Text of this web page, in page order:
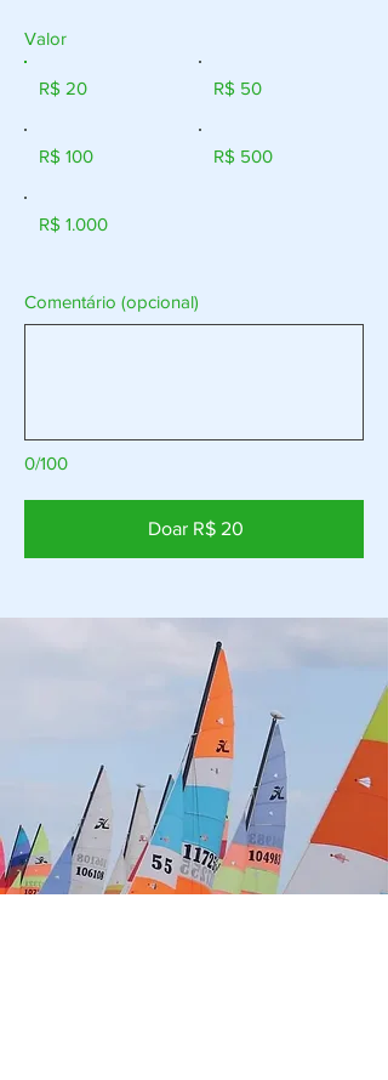
Valor
R$ 20 R$ 50
R$ 100 R$ 500
R$ 1.000
0/100
Comentário (opcional)
Doar R$ 20